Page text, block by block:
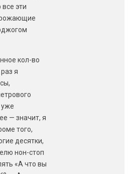
все эти
кол-во
я
уже
— значит, я
того,
десятки,
нон-стоп
«А что вы